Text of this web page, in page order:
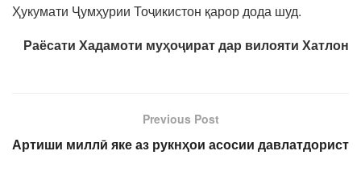
Ҳукумати Ҷумҳурии Тоҷикистон қарор дода шуд.
Раёсати Хадамоти муҳоҷират дар вилояти Хатлон
Previous Post
Артиши миллӣ яке аз рукнҳои асосии давлатдорист